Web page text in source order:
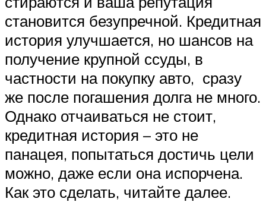
становится безупречной. Кредитная
история улучшается, но шансов на
получение крупной ссуды, в
частности на покупку авто, сразу
же после погашения долга не много.
Однако отчаиваться не стоит,
кредитная история – это не
панацея, попытаться достичь цели
можно, даже если она испорчена.
Как это сделать, читайте далее.